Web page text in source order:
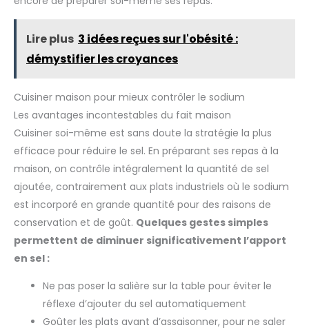
Optiss, 2piles AAA
Lire plus 3 idées reçues sur l'obésité :
démystifier les croyances
Cuisiner maison pour mieux contrôler le sodium
Les avantages incontestables du fait maison
Cuisiner soi-même est sans doute la stratégie la plus
efficace pour réduire le sel. En préparant ses repas à la
maison, on contrôle intégralement la quantité de sel
ajoutée, contrairement aux plats industriels où le sodium
est incorporé en grande quantité pour des raisons de
conservation et de goût. Quelques gestes simples
permettent de diminuer significativement l’apport
en sel :
Ne pas poser la salière sur la table pour éviter le
réflexe d’ajouter du sel automatiquement
Goûter les plats avant d’assaisonner, pour ne saler